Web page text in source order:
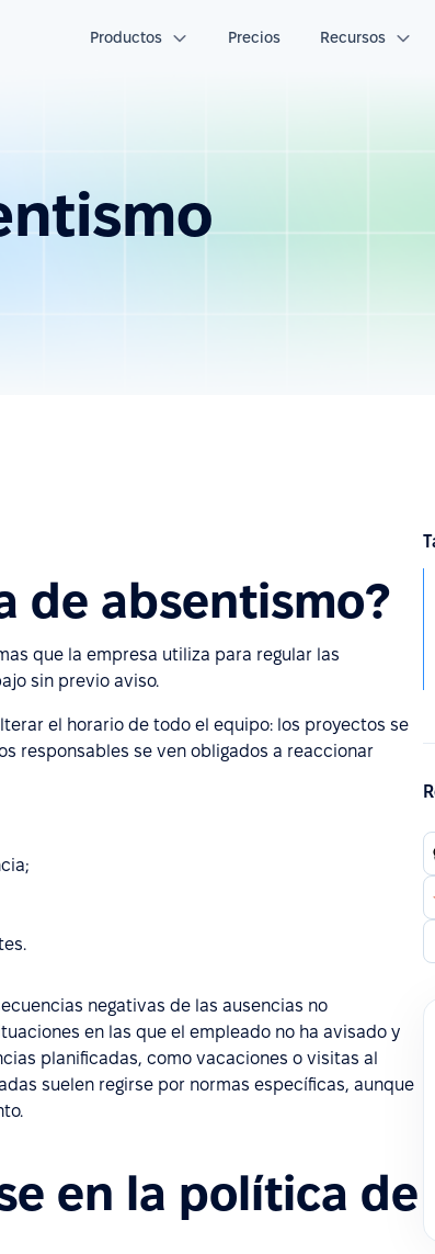
Productos Precios Recursos
de absentismo?
que la empresa utiliza para regular las
sin previo aviso.
el horario de todo el equipo: los proyectos se
responsables se ven obligados a reaccionar
negativas de las ausencias no
en las que el empleado no ha avisado y
planificadas, como vacaciones o visitas al
suelen regirse por normas específicas, aunque
en la política de